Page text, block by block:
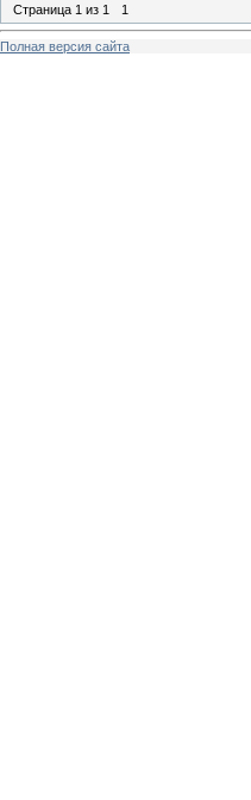
Страница 1 из 1 1
Полная версия сайта